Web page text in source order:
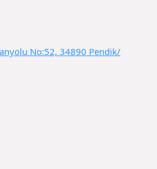
No:52, 34890 Pendik/